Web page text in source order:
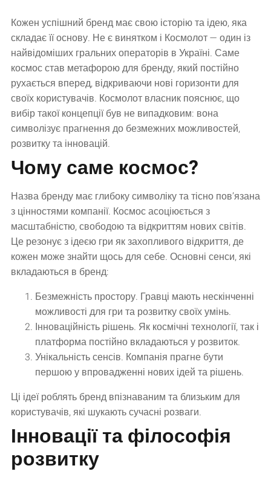
Кожен успішний бренд має свою історію та ідею, яка
складає її основу. Не є винятком і Космолот — один із
найвідоміших гральних операторів в Україні. Саме
космос став метафорою для бренду, який постійно
рухається вперед, відкриваючи нові горизонти для
своїх користувачів. Космолот власник пояснює, що
вибір такої концепції був не випадковим: вона
символізує прагнення до безмежних можливостей,
розвитку та інновацій.
Чому саме космос?
Назва бренду має глибоку символіку та тісно пов’язана
з цінностями компанії. Космос асоціюється з
масштабністю, свободою та відкриттям нових світів.
Це резонує з ідеєю гри як захопливого відкриття, де
кожен може знайти щось для себе. Основні сенси, які
вкладаються в бренд:
Безмежність простору. Гравці мають нескінченні
можливості для гри та розвитку своїх умінь.
Інноваційність рішень. Як космічні технології, так і
платформа постійно вкладаються у розвиток.
Унікальність сенсів. Компанія прагне бути
першою у впровадженні нових ідей та рішень.
Ці ідеї роблять бренд впізнаваним та близьким для
користувачів, які шукають сучасні розваги.
Інновації та філософія
розвитку